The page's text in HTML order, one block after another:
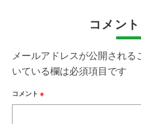
コメン
メールアドレスが公開される
いている欄は必須項目です
コメント ※